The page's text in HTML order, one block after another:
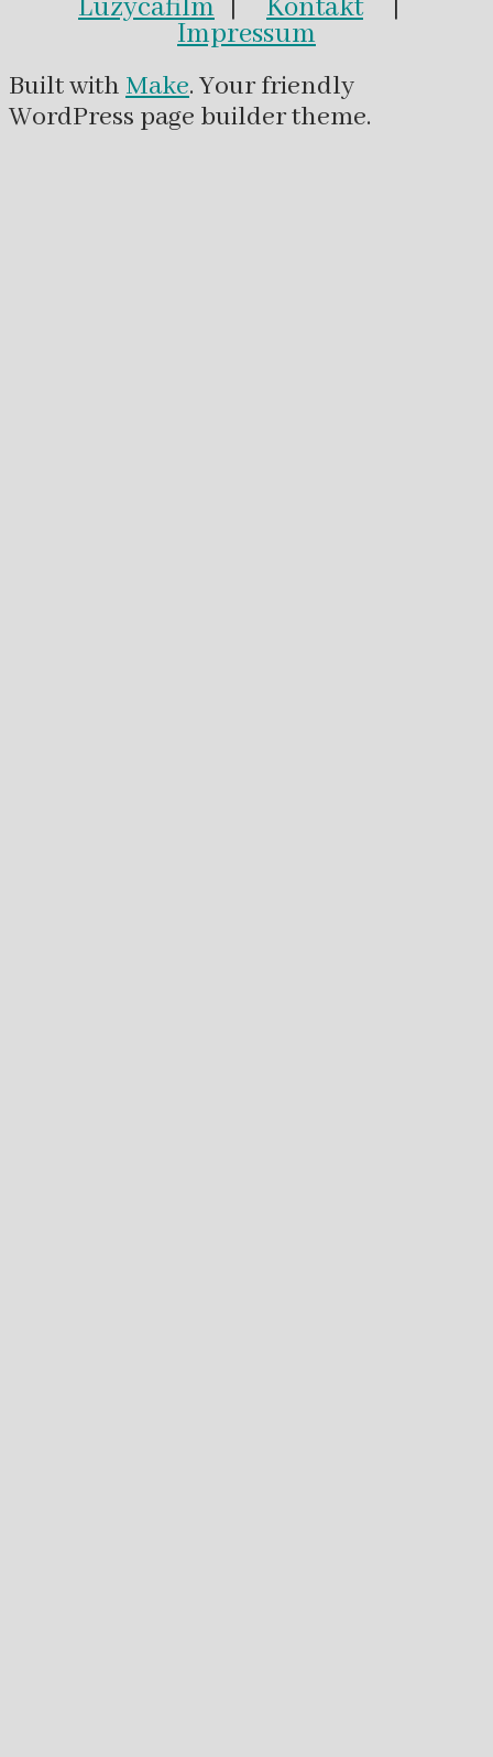
Luzycafilm | Kontakt|
Impressum
Built with Make. Your friendly
WordPress page builder theme.